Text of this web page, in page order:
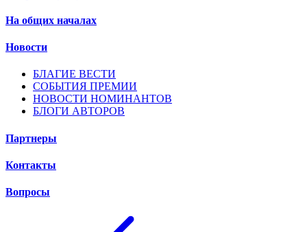
На общих началах
Новости
БЛАГИЕ ВЕСТИ
СОБЫТИЯ ПРЕМИИ
НОВОСТИ НОМИНАНТОВ
БЛОГИ АВТОРОВ
Партнеры
Контакты
Вопросы